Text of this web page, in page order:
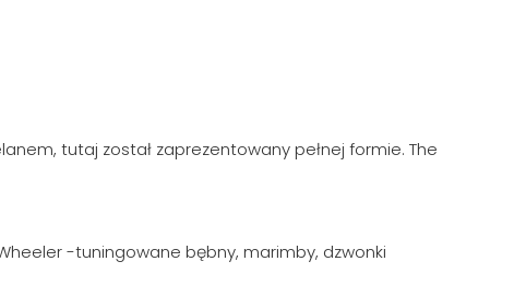
tutaj został zaprezentowany pełnej formie. The
-tuningowane bębny, marimby, dzwonki